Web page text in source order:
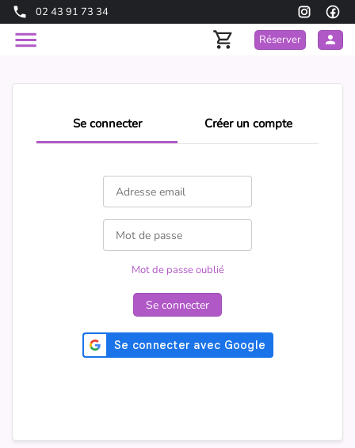
02 43 91 73 34
Réserver
Se connecter Créer un compte
Mot de passe oublié